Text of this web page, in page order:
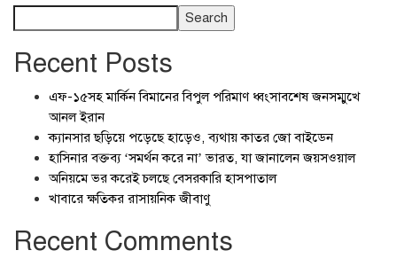
Search
Recent Posts
এফ-১৫সহ মার্কিন বিমানের বিপুল পরিমাণ ধ্বংসাবশেষ জনসম্মুখে
আনল ইরান
ক্যানসার ছড়িয়ে পড়েছে হাড়েও, ব্যথায় কাতর জো বাইডেন
হাসিনার বক্তব্য ‘সমর্থন করে না’ ভারত, যা জানালেন জয়সওয়াল
অনিয়মে ভর করেই চলছে বেসরকারি হাসপাতাল
খাবারে ক্ষতিকর রাসায়নিক জীবাণু
Recent Comments